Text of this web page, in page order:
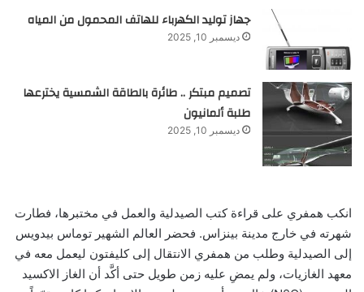
جهاز توليد الكهرباء للهاتف المحمول من المياه
ديسمبر 10, 2025
تصميم مبتكر .. طائرة بالطاقة الشمسية يخترعها
طلبة ألمانيون
ديسمبر 10, 2025
انكب همفري على قراءة كتب الصيدلية والعمل في مختبرها، فطارت
شهرته في خارج مدينة بينزاس. فحضر العالم الشهير توماس بيدويس
إلى الصيدلية وطلب من همفري الانتقال إلى كليفتون ليعمل معه في
معهد الغازيات، ولم يمضِ عليه زمن طويل حتى أكَّد أن الغاز الاكسيد